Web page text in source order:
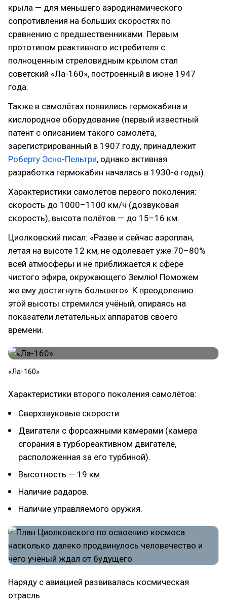
крыла — для меньшего аэродинамического
сопротивления на больших скоростях по
сравнению с предшественниками. Первым
прототипом реактивного истребителя с
полноценным стреловидным крылом стал
советский «Ла-160», построенный в июне 1947
года.
Также в самолётах появились гермокабина и
кислородное оборудование (первый известный
патент с описанием такого самолёта,
зарегистрированный в 1907 году, принадлежит
Роберту Эсно-Пельтри, однако активная
разработка гермокабин началась в 1930-е годы).
Характеристики самолётов первого поколения:
скорость до 1000–1100 км/ч (дозвуковая
скорость), высота полётов — до 15–16 км.
Циолковский писал: «Разве и сейчас аэроплан,
летая на высоте 12 км, не одолевает уже 70–80%
всей атмосферы и не приближается к сфере
чистого эфира, окружающего Землю! Поможем
же ему достигнуть большего». К преодолению
этой высоты стремился учёный, опираясь на
показатели летательных аппаратов своего
времени.
​«Ла-160»
Характеристики второго поколения самолётов:
Сверхзвуковые скорости.
Двигатели с форсажными камерами (камера
сгорания в турбореактивном двигателе,
расположенная за его турбиной).
Высотность — 19 км.
Наличие радаров.
Наличие управляемого оружия.
Наряду с авиацией развивалась космическая
отрасль.